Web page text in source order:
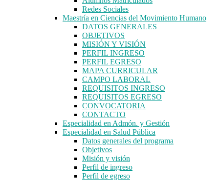
Redes Sociales
Maestría en Ciencias del Movimiento Humano
DATOS GENERALES
OBJETIVOS
MISIÓN Y VISIÓN
PERFIL INGRESO
PERFIL EGRESO
MAPA CURRICULAR
CAMPO LABORAL
REQUISITOS INGRESO
REQUISITOS EGRESO
CONVOCATORIA
CONTACTO
Especialidad en Admón. y Gestión
Especialidad en Salud Pública
Datos generales del programa
Objetivos
Misión y visión
Perfil de ingreso
Perfil de egreso